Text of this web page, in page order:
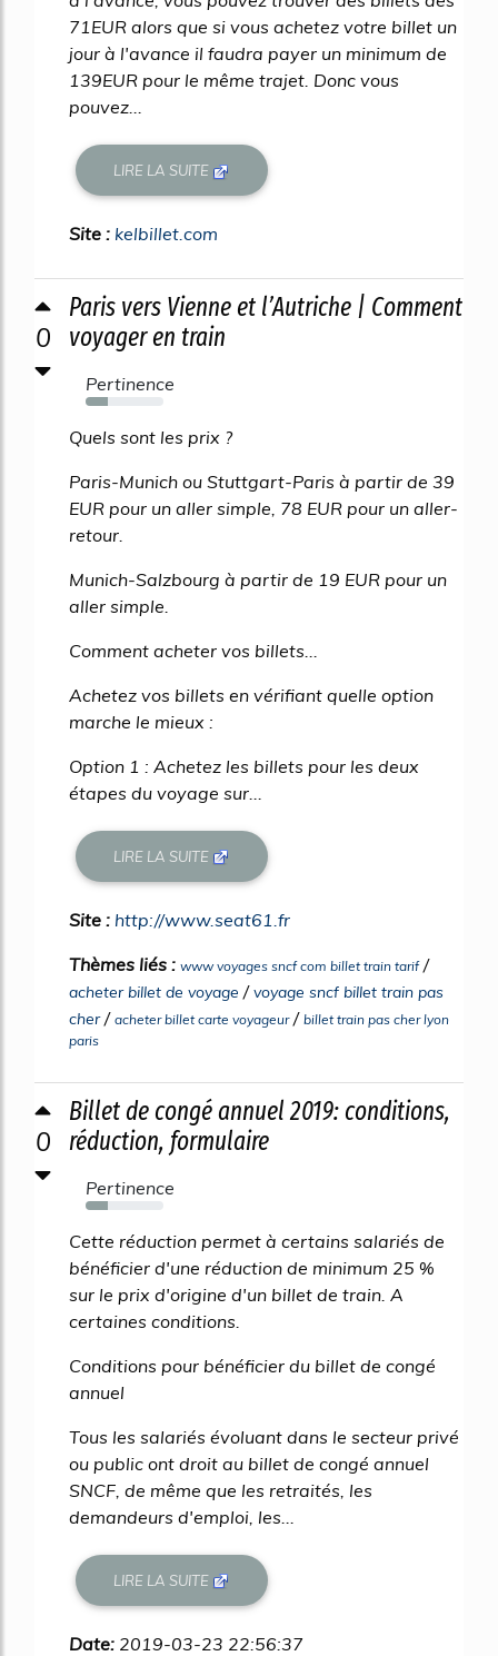
71EUR alors que si vous achetez votre billet un
jour à l'avance il faudra payer un minimum de
139EUR pour le même trajet. Donc vous
pouvez...
LIRE LA SUITE
Site : kelbillet.com
0
Paris vers Vienne et l’Autriche | Comment
voyager en train
Pertinence
29%
Quels sont les prix ?
Paris-Munich ou Stuttgart-Paris à partir de 39
EUR pour un aller simple, 78 EUR pour un aller-
retour.
Munich-Salzbourg à partir de 19 EUR pour un
aller simple.
Comment acheter vos billets...
Achetez vos billets en vérifiant quelle option
marche le mieux :
Option 1 : Achetez les billets pour les deux
étapes du voyage sur...
LIRE LA SUITE
Site : http://www.seat61.fr
Thèmes liés : www voyages sncf com billet train tarif/
acheter billet de voyage /voyage sncf billet train pas
cher/ acheter billet carte voyageur/ billet train pas cher lyon
paris
0
Billet de congé annuel 2019: conditions,
réduction, formulaire
Pertinence
28%
Cette réduction permet à certains salariés de
bénéficier d'une réduction de minimum 25 %
sur le prix d'origine d'un billet de train. A
certaines conditions.
Conditions pour bénéficier du billet de congé
annuel
Tous les salariés évoluant dans le secteur privé
ou public ont droit au billet de congé annuel
SNCF, de même que les retraités, les
demandeurs d'emploi, les...
LIRE LA SUITE
Date: 2019-03-23 22:56:37